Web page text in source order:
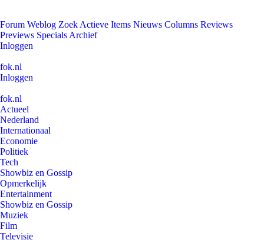
Forum Weblog Zoek Actieve Items Nieuws Columns Reviews
Previews Specials Archief
Inloggen
fok.nl
Inloggen
fok.nl
Actueel
Nederland
Internationaal
Economie
Politiek
Tech
Showbiz en Gossip
Opmerkelijk
Entertainment
Showbiz en Gossip
Muziek
Film
Televisie